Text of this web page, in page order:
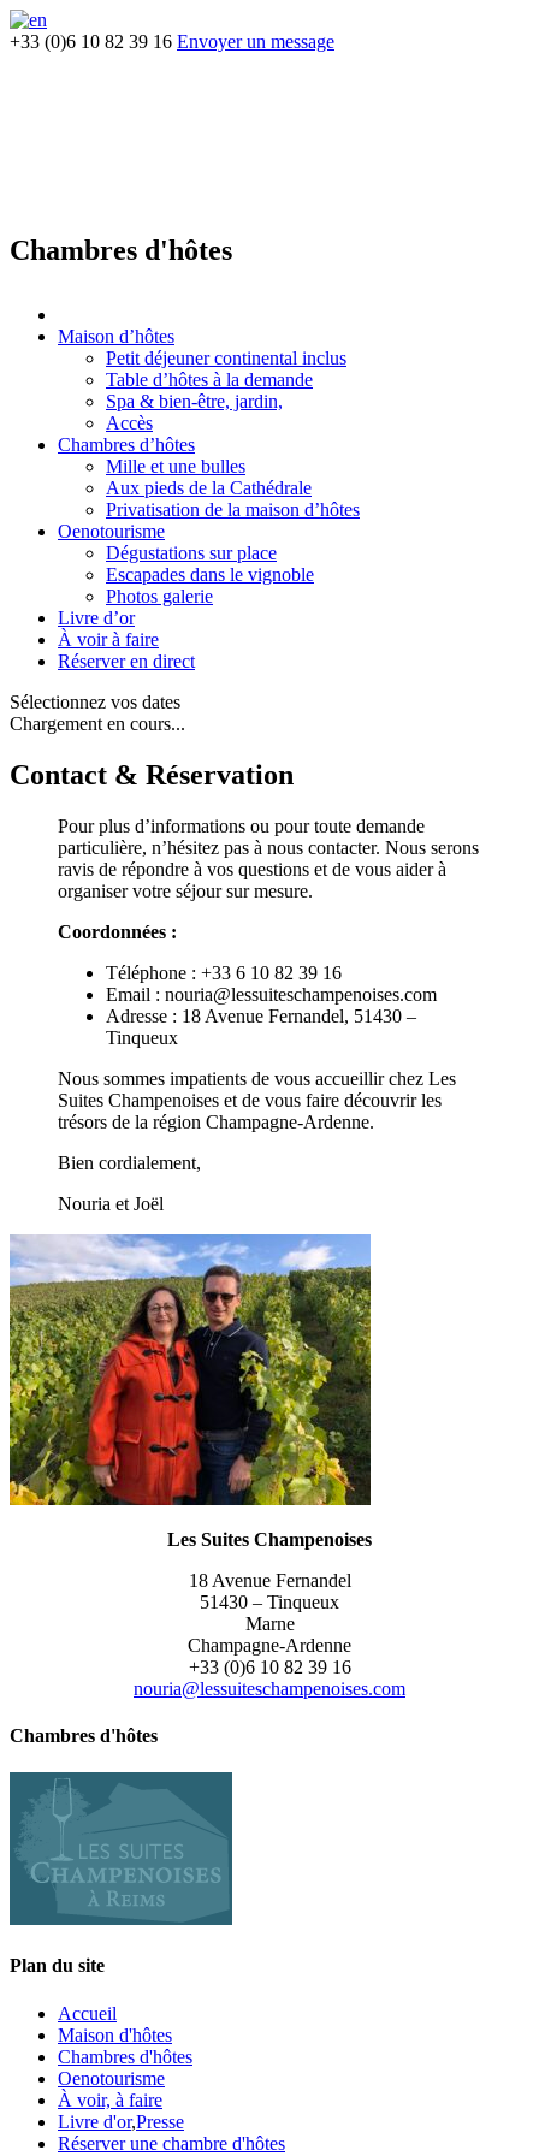
+33 (0)6 10 82 39 16 Envoyer un message
Chambres d'hôtes
Maison d’hôtes
Petit déjeuner continental inclus
Table d’hôtes à la demande
Spa & bien-être, jardin,
Accès
Chambres d’hôtes
Mille et une bulles
Aux pieds de la Cathédrale
Privatisation de la maison d’hôtes
Oenotourisme
Dégustations sur place
Escapades dans le vignoble
Photos galerie
Livre d’or
À voir à faire
Réserver en direct
Sélectionnez vos dates
Chargement en cours...
Contact & Réservation
Pour plus d’informations ou pour toute demande
particulière, n’hésitez pas à nous contacter. Nous serons
ravis de répondre à vos questions et de vous aider à
organiser votre séjour sur mesure.
Coordonnées :
Téléphone : +33 6 10 82 39 16
Email : nouria@lessuiteschampenoises.com
Adresse : 18 Avenue Fernandel, 51430 –
Tinqueux
Nous sommes impatients de vous accueillir chez Les
Suites Champenoises et de vous faire découvrir les
trésors de la région Champagne-Ardenne.
Bien cordialement,
Nouria et Joël
Les Suites Champenoises
18 Avenue Fernandel
51430 – Tinqueux
Marne
Champagne-Ardenne
+33 (0)6 10 82 39 16
nouria@lessuiteschampenoises.com
Chambres d'hôtes
Plan du site
Accueil
Maison d'hôtes
Chambres d'hôtes
Oenotourisme
À voir, à faire
Livre d'or,Presse
Réserver une chambre d'hôtes